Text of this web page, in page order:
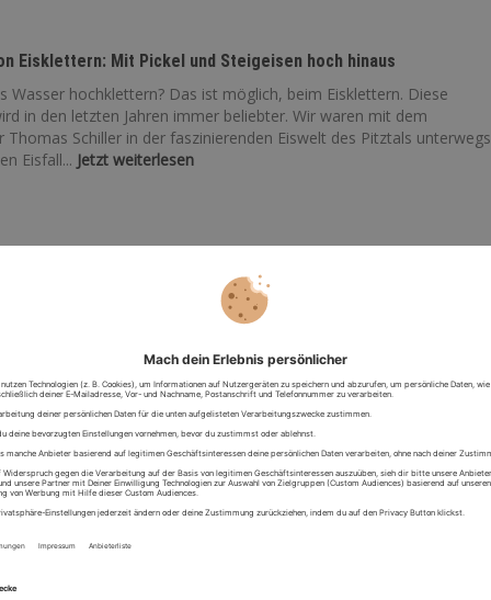
Eisklettern: Mit Pickel und Steigeisen hoch hinaus
Wasser hochklettern? Das ist möglich, beim Eisklettern. Diese
in den letzten Jahren immer beliebter. Wir waren mit dem
Thomas Schiller in der faszinierenden Eiswelt des Pitztals unterwegs
Eisfall... Jetzt weiterlesen
11 geniale Outdoor-Ideen
beim Wintersport? In der kalten Jahreszeit gibt es viele
zu entdecken! Wir stellen dir hier die 11 besten
im Winter vor. Rein in die Thermo-Unterhose, Handschuhe an